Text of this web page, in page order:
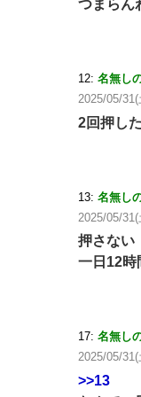
つまらん
12: 名無し
2025/05/
2回押し
13: 名無し
2025/05/
押さない
一日12時
17: 名無し
2025/05/
>>13